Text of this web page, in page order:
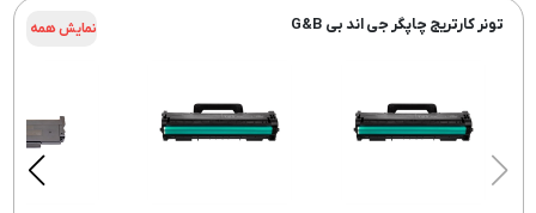
تونر کارتریج چاپگر جی اند بی G&B نمایش همه